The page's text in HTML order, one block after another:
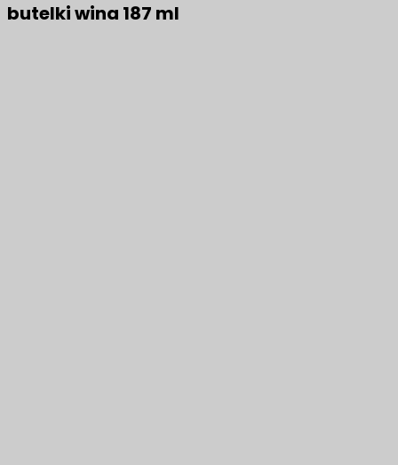
butelki wina 187 ml